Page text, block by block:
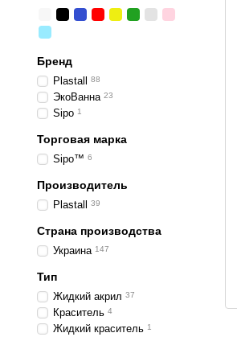
Бренд
Plastall 88
ЭкоВанна 23
Sipo 1
Торговая марка
Sipo™ 6
Производитель
Plastall 39
Страна производства
Украина 147
Тип
Жидкий акрил 37
Краситель 4
Жидкий краситель 1